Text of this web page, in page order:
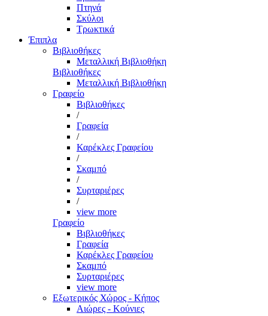
Πτηνά
Σκύλοι
Τρωκτικά
Έπιπλα
Βιβλιοθήκες
Μεταλλική Βιβλιοθήκη
Βιβλιοθήκες
Μεταλλική Βιβλιοθήκη
Γραφείο
Βιβλιοθήκες
/
Γραφεία
/
Καρέκλες Γραφείου
/
Σκαμπό
/
Συρταριέρες
/
view more
Γραφείο
Βιβλιοθήκες
Γραφεία
Καρέκλες Γραφείου
Σκαμπό
Συρταριέρες
view more
Εξωτερικός Χώρος - Κήπος
Αιώρες - Κούνιες